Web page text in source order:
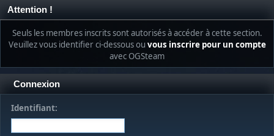
Attention !
Seuls les membres inscrits sont autorisés à accéder à cette section.
Veuillez vous identifier ci-dessous ou vous inscrire pour un compte
avec OGSteam
Connexion
Identifiant: